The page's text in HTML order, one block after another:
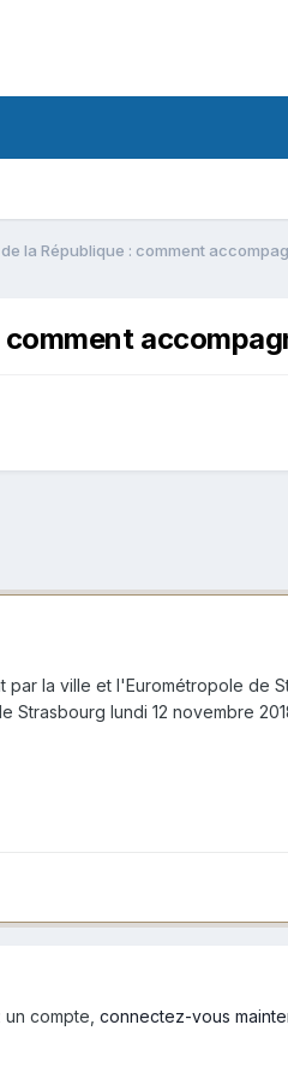
la République : comment
la ville et l'Eurométropole de
Strasbourg lundi 12 novembre
compte, connectez-vous